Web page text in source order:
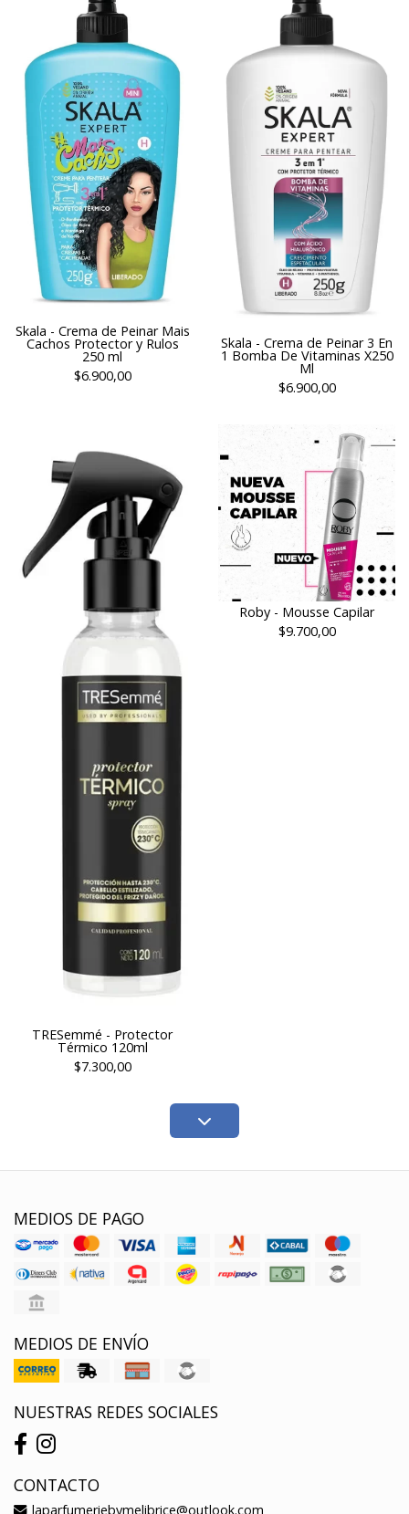
Skala - Crema de Peinar Mais
Cachos Protector y Rulos
250 ml
$6.900,00
Skala - Crema de Peinar 3 En
1 Bomba De Vitaminas X250
Ml
$6.900,00
TRESemmé - Protector
Térmico 120ml
$7.300,00
Roby - Mousse Capilar
$9.700,00
MEDIOS DE PAGO
MEDIOS DE ENVÍO
NUESTRAS REDES SOCIALES
CONTACTO
laparfumeriebymelibrice@outlook.com